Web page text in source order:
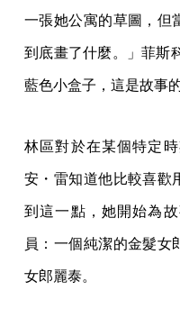
一張她公寓的草圖，但
到底畫了什麼。」菲斯
藍色小盒子，這是故事
林區對於在某個特定
安・雷知道他比較喜歡
到這一點，她開始為
員：一個純潔的金髮女
女郎麗泰。